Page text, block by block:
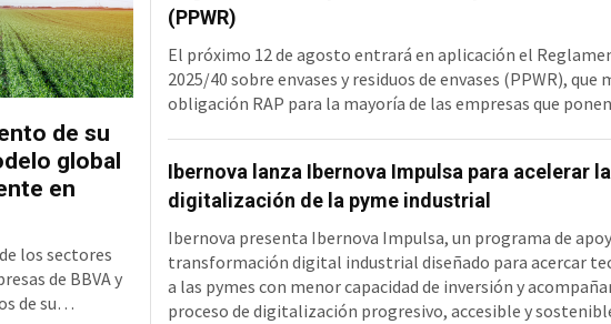
de su
global
en
los sectores
de BBVA y
de su
(PPWR)
El próximo 12 de agosto entrará en aplicación el
2025/40 sobre envases y residuos de envases (PPWR), que
obligación RAP para la mayoría de las empresas que
transporte. Una responsabilidad que hasta ahora recaía, en
casos, sobre sus clientes. A partir de esa fecha, estas
Ibernova lanza Ibernova Impulsa para acelerar la
digitalización de la pyme industrial
Ibernova presenta Ibernova Impulsa, un programa de
transformación digital industrial diseñado para acercar
a las pymes con menor capacidad de inversión y
proceso de digitalización progresivo, accesible y